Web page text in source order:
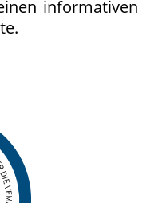
informativen
Seite.